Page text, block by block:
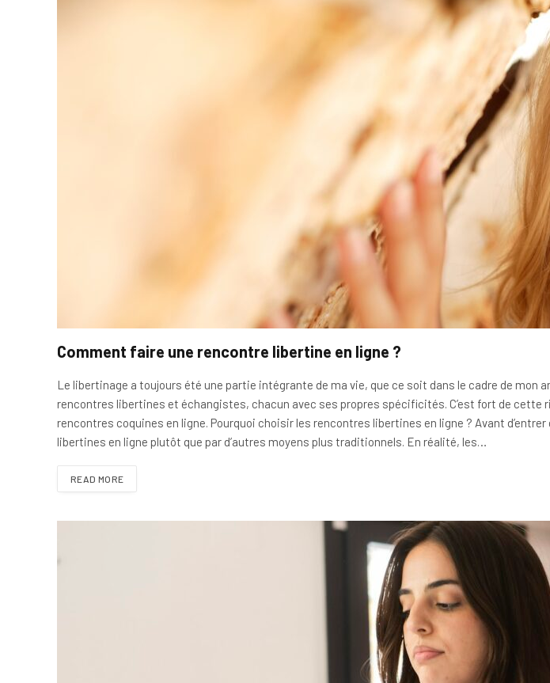
Comment faire une rencontre libertine en ligne ?
Le libertinage a toujours été une partie intégrante de ma vie, que ce soit dans le cadre de
rencontres libertines et échangistes, chacun avec ses propres spécificités. C’est fort de
rencontres coquines en ligne. Pourquoi choisir les rencontres libertines en ligne ? Avant
libertines en ligne plutôt que par d’autres moyens plus traditionnels. En réalité, les…
READ MORE